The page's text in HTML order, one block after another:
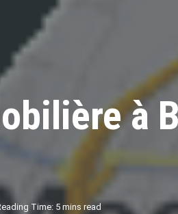
à
Time: 5 mins read